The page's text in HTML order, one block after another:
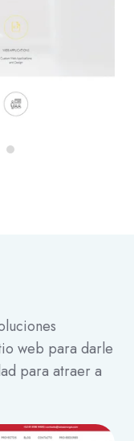
web para darle
para atraer a